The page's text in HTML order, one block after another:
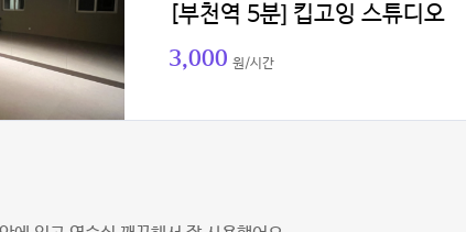
[부천역 5분] 킵고잉 스튜디오
3,000 원/시간